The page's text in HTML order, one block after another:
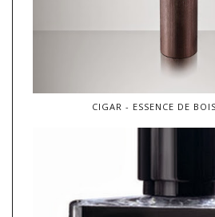
CIGAR - ESSENCE DE